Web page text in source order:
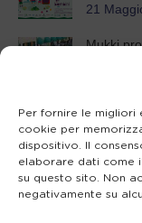
Per fornire le migliori
cookie per
dispositivo. Il
elaborare dati come
su questo sito. Non
negativamente su
21
Mukki
26
Mukki
3